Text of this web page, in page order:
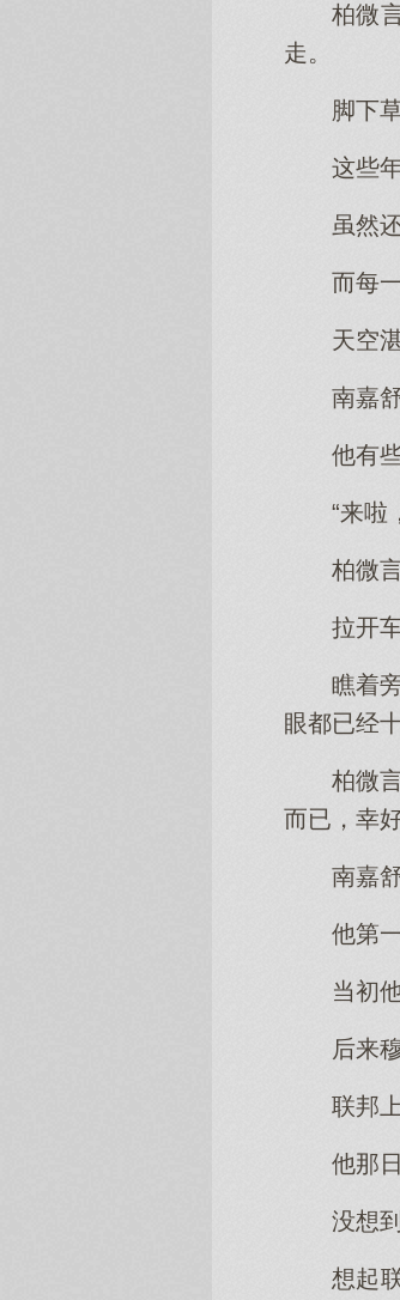
柏微
走。
脚下
这些
虽然
而每
天空
南嘉
他有
“来啦
柏微
拉开
瞧着
眼都已经
柏微
而已，幸
南嘉
他第
当初
后来
联邦
他那
没想
想起